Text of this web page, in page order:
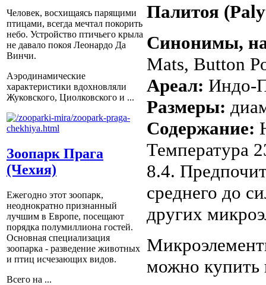
Человек, восхищаясь парящими
птицами, всегда мечтал покорить
небо. Устройство птичьего крыла
не давало покоя Леонардо Да
Винчи.
Аэродинамические
характеристики вдохновляли
Жуковского, Циолковского и ...
Зоопарк Прага
(Чехия)
Ежегодно этот зоопарк,
неоднократно признанный
лучшим в Европе, посещают
порядка полумиллиона гостей.
Основная специализация
зоопарка - разведение животных
и птиц исчезающих видов.
Всего на ...
Палитоя
Синонимы,
Mats, Button
Ареал: Индо-
Размеры:
Содержание:
Температура
8.4.
среднего до
других
можно купить